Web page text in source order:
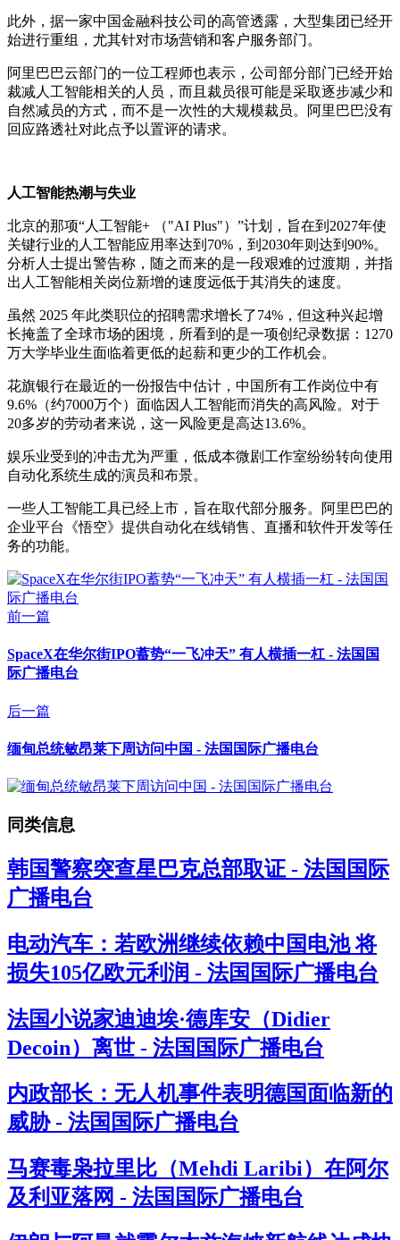
此外，据一家中国金融科技公司的高管透露，大型集团已经开
始进行重组，尤其针对市场营销和客户服务部门。
阿里巴巴云部门的一位工程师也表示，公司部分部门已经开始
裁减人工智能相关的人员，而且裁员很可能是采取逐步减少和
自然减员的方式，而不是一次性的大规模裁员。阿里巴巴没有
回应路透社对此点予以置评的请求。
人工智能热潮与失业
北京的那项“人工智能+ （"AI Plus"）”计划，旨在到2027年使
关键行业的人工智能应用率达到70%，到2030年则达到90%。
分析人士提出警告称，随之而来的是一段艰难的过渡期，并指
出人工智能相关岗位新增的速度远低于其消失的速度。
虽然 2025 年此类职位的招聘需求增长了74%，但这种兴起增
长掩盖了全球市场的困境，所看到的是一项创纪录数据：1270
万大学毕业生面临着更低的起薪和更少的工作机会。
花旗银行在最近的一份报告中估计，中国所有工作岗位中有
9.6%（约7000万个）面临因人工智能而消失的高风险。对于
20多岁的劳动者来说，这一风险更是高达13.6%。
娱乐业受到的冲击尤为严重，低成本微剧工作室纷纷转向使用
自动化系统生成的演员和布景。
一些人工智能工具已经上市，旨在取代部分服务。阿里巴巴的
企业平台《悟空》提供自动化在线销售、直播和软件开发等任
务的功能。
前一篇
SpaceX在华尔街IPO蓄势“一飞冲天” 有人横插一杠 - 法国国
际广播电台
后一篇
缅甸总统敏昂莱下周访问中国 - 法国国际广播电台
同类信息
韩国警察突查星巴克总部取证 - 法国国际
广播电台
电动汽车：若欧洲继续依赖中国电池 将
损失105亿欧元利润 - 法国国际广播电台
法国小说家迪迪埃·德库安（Didier
Decoin）离世 - 法国国际广播电台
内政部长：无人机事件表明德国面临新的
威胁 - 法国国际广播电台
马赛毒枭拉里比（Mehdi Laribi）在阿尔
及利亚落网 - 法国国际广播电台